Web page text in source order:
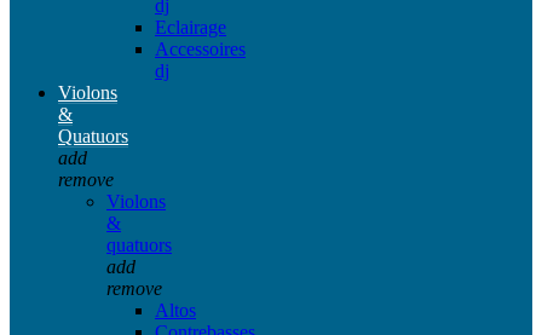
dj
Eclairage
Accessoires
dj
Violons
&
Quatuors
add
remove
Violons
&
quatuors
add
remove
Altos